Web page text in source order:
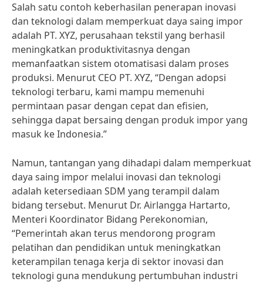
Salah satu contoh keberhasilan penerapan inovasi
dan teknologi dalam memperkuat daya saing impor
adalah PT. XYZ, perusahaan tekstil yang berhasil
meningkatkan produktivitasnya dengan
memanfaatkan sistem otomatisasi dalam proses
produksi. Menurut CEO PT. XYZ, “Dengan adopsi
teknologi terbaru, kami mampu memenuhi
permintaan pasar dengan cepat dan efisien,
sehingga dapat bersaing dengan produk impor yang
masuk ke Indonesia.”
Namun, tantangan yang dihadapi dalam memperkuat
daya saing impor melalui inovasi dan teknologi
adalah ketersediaan SDM yang terampil dalam
bidang tersebut. Menurut Dr. Airlangga Hartarto,
Menteri Koordinator Bidang Perekonomian,
“Pemerintah akan terus mendorong program
pelatihan dan pendidikan untuk meningkatkan
keterampilan tenaga kerja di sektor inovasi dan
teknologi guna mendukung pertumbuhan industri